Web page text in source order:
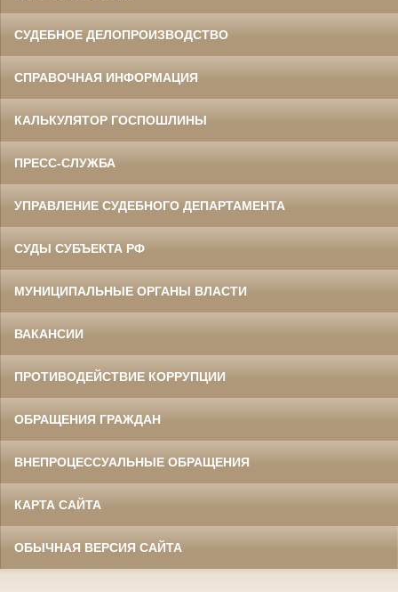
СУДЕБНОЕ ДЕЛОПРОИЗВОДСТВО
СПРАВОЧНАЯ ИНФОРМАЦИЯ
КАЛЬКУЛЯТОР ГОСПОШЛИНЫ
ПРЕСС-СЛУЖБА
УПРАВЛЕНИЕ СУДЕБНОГО ДЕПАРТАМЕНТА
СУДЫ СУБЪЕКТА РФ
МУНИЦИПАЛЬНЫЕ ОРГАНЫ ВЛАСТИ
ВАКАНСИИ
ПРОТИВОДЕЙСТВИЕ КОРРУПЦИИ
ОБРАЩЕНИЯ ГРАЖДАН
ВНЕПРОЦЕССУАЛЬНЫЕ ОБРАЩЕНИЯ
КАРТА САЙТА
ОБЫЧНАЯ ВЕРСИЯ САЙТА